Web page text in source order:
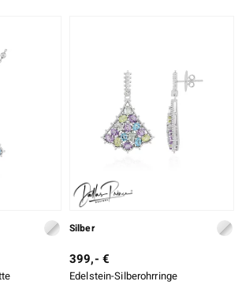
Silber
399,- €
Edelstein-Silberohrringe